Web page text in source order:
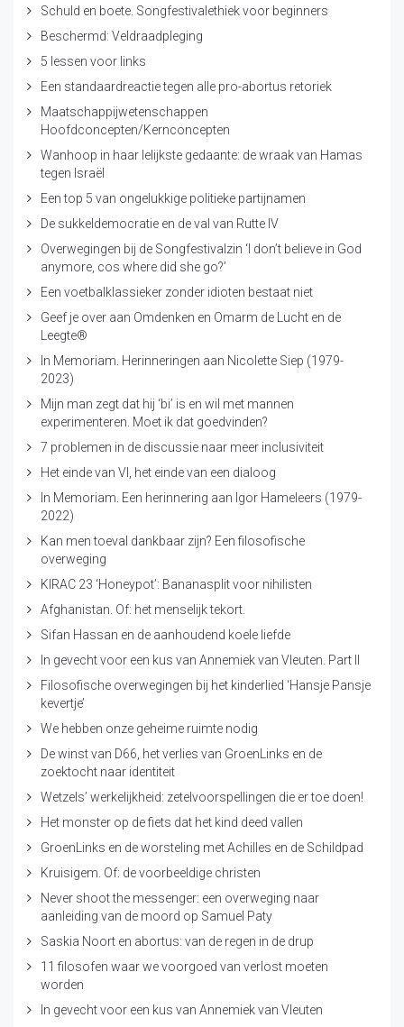
Schuld en boete. Songfestivalethiek voor beginners
Beschermd: Veldraadpleging
5 lessen voor links
Een standaardreactie tegen alle pro-abortus retoriek
Maatschappijwetenschappen
Hoofdconcepten/Kernconcepten
Wanhoop in haar lelijkste gedaante: de wraak van Hamas
tegen Israël
Een top 5 van ongelukkige politieke partijnamen
De sukkeldemocratie en de val van Rutte IV
Overwegingen bij de Songfestivalzin ‘I don’t believe in God
anymore, cos where did she go?’
Een voetbalklassieker zonder idioten bestaat niet
Geef je over aan Omdenken en Omarm de Lucht en de
Leegte®
In Memoriam. Herinneringen aan Nicolette Siep (1979-
2023)
Mijn man zegt dat hij ‘bi’ is en wil met mannen
experimenteren. Moet ik dat goedvinden?
7 problemen in de discussie naar meer inclusiviteit
Het einde van VI, het einde van een dialoog
In Memoriam. Een herinnering aan Igor Hameleers (1979-
2022)
Kan men toeval dankbaar zijn? Een filosofische
overweging
KIRAC 23 ‘Honeypot’: Bananasplit voor nihilisten
Afghanistan. Of: het menselijk tekort.
Sifan Hassan en de aanhoudend koele liefde
In gevecht voor een kus van Annemiek van Vleuten. Part II
Filosofische overwegingen bij het kinderlied ‘Hansje Pansje
kevertje’
We hebben onze geheime ruimte nodig
De winst van D66, het verlies van GroenLinks en de
zoektocht naar identiteit
Wetzels’ werkelijkheid: zetelvoorspellingen die er toe doen!
Het monster op de fiets dat het kind deed vallen
GroenLinks en de worsteling met Achilles en de Schildpad
Kruisigem. Of: de voorbeeldige christen
Never shoot the messenger: een overweging naar
aanleiding van de moord op Samuel Paty
Saskia Noort en abortus: van de regen in de drup
11 filosofen waar we voorgoed van verlost moeten
worden
In gevecht voor een kus van Annemiek van Vleuten